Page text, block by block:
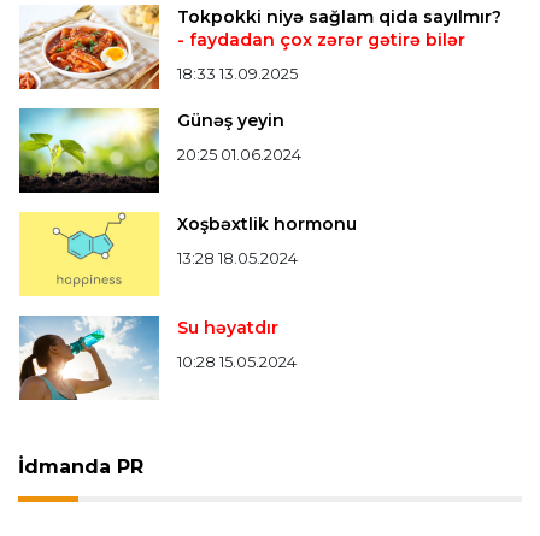
Bütün xəbərlər >>>Tokpokki niyə sağlam qida sayılmır?
- faydadan çox zərər gətirə bilər
18:33 13.09.2025
Günəş yeyin
20:25 01.06.2024
Xoşbəxtlik hormonu
13:28 18.05.2024
Su həyatdır
10:28 15.05.2024
İdmanda PR